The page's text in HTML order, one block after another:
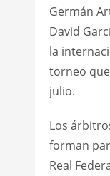
Germán
David
la
torneo
julio.
Los
forman
Real